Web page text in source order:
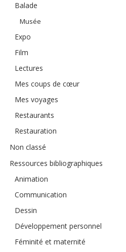
Balade
Musée
Expo
Film
Lectures
Mes coups de cœur
Mes voyages
Restaurants
Restauration
Non classé
Ressources bibliographiques
Animation
Communication
Dessin
Développement personnel
Féminité et maternité